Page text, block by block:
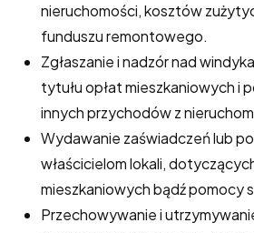
nieruchomości, kosztów
funduszu remontowego.
Zgłaszanie i nadzór nad
tytułu opłat mieszkaniowych i
innych przychodów z
Wydawanie zaświadczeń lub
właścicielom lokali,
mieszkaniowych bądź pomocy
Przechowywanie i